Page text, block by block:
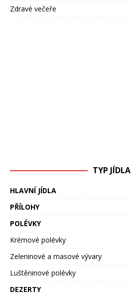
Zdravé večeře
TYP JÍDLA
HLAVNÍ JÍDLA
PŘÍLOHY
POLÉVKY
Krémové polévky
Zeleninové a masové vývary
Luštěninové polévky
DEZERTY